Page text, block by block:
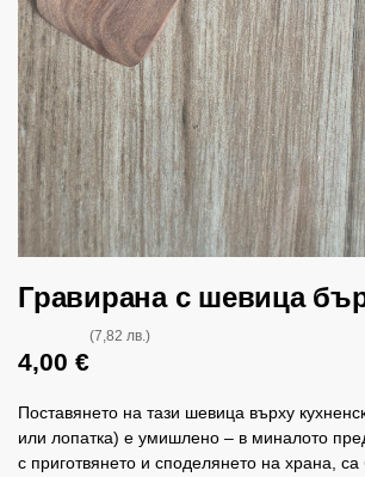
Гравирана с шевица
4,00 €
(7,82 лв.)
Поставянето на тази шевица върху
или лопатка) е умишлено – в миналото
с приготвянето и споделянето на храна, са